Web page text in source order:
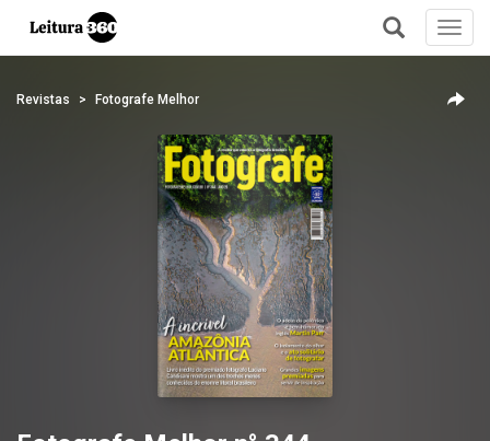
+
Revistas Fotografe Melhor